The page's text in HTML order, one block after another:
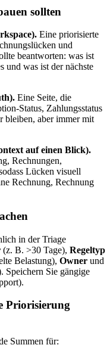
sollten
Eine priorisierte
und
beantworten: was ist
und was ist der nächste
Eine Seite, die
Zahlungsstatus
bleiben, aber immer mit
auf einen Blick).
Rechnungen,
Lücken visuell
Rechnung, Rechnung
in der Triage
(z. B. >30 Tage), Regeltyp
Belastung), Owner und
Speichern Sie gängige
Priorisierung
Summen für: